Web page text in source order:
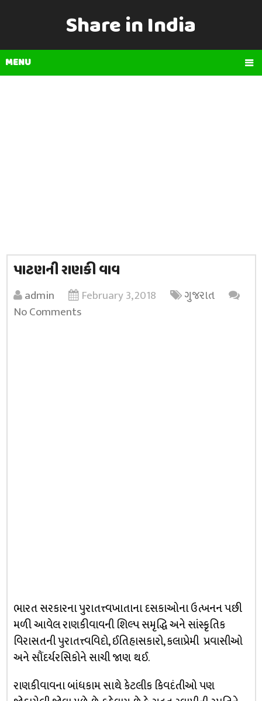
Share in India
MENU
પાટણની રાણકી વાવ
admin February 3, 2018
ગુજરાત
No Comments
ભારત સરકારના પુરાતત્ત્વખાતાના દસકાઓના ઉત્ખનન પછી
મળી આવેલ રાણકીવાવની શિલ્પ સમૃદ્ધિ અને સાંસ્કૃતિક
વિરાસતની પુરાતત્ત્વવિદો, ઈતિહાસકારો, કલાપ્રેમી પ્રવાસીઓ
અને સૌંદર્યરસિકોને સાચી જાણ થઈ.
રાણકીવાવના બાંધકામ સાથે કેટલીક કિવદંતીઓ પણ